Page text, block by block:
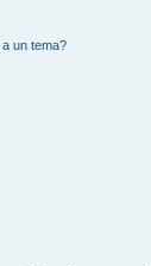
un tema?